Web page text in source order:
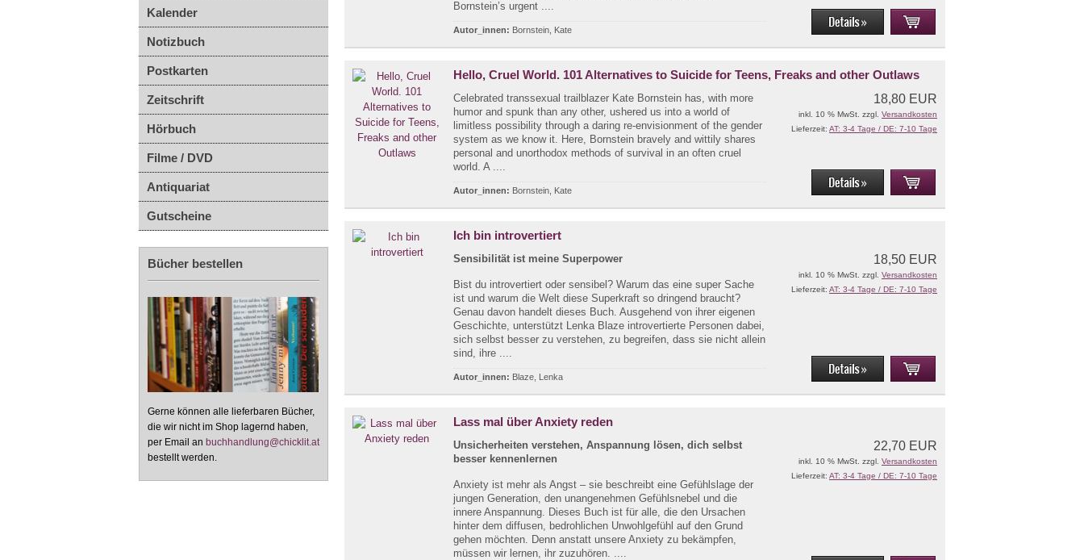
Kalender
Notizbuch
Postkarten
Zeitschrift
Hörbuch
Filme / DVD
Antiquariat
Gutscheine
Bücher bestellen
Gerne können alle lieferbaren Bücher,
die wir nicht im Shop lagernd haben,
per Email an buchhandlung@chicklit.at
bestellt werden.
Bornstein’s urgent ....
Autor_innen: Bornstein, Kate
Hello, Cruel World. 101 Alternatives to Suicide for Teens, Freaks and other Outlaws
Celebrated transsexual trailblazer Kate Bornstein has, with more
humor and spunk than any other, ushered us into a world of
limitless possibility through a daring re-envisionment of the gender
system as we know it. Here, Bornstein bravely and wittily shares
personal and unorthodox methods of survival in an often cruel
world. A ....
Autor_innen: Bornstein, Kate
18,80 EUR
inkl. 10 % MwSt. zzgl. Versandkosten
Lieferzeit: AT: 3-4 Tage / DE: 7-10 Tage
Ich bin introvertiert
Sensibilität ist meine Superpower
Bist du introvertiert oder sensibel? Warum das eine super Sache
ist und warum die Welt diese Superkraft so dringend braucht?
Genau davon handelt dieses Buch. Ausgehend von ihrer eigenen
Geschichte, unterstützt Lenka Blaze introvertierte Personen dabei,
sich selbst besser zu verstehen, zu begreifen, dass sie nicht allein
sind, ihre ....
Autor_innen: Blaze, Lenka
18,50 EUR
inkl. 10 % MwSt. zzgl. Versandkosten
Lieferzeit: AT: 3-4 Tage / DE: 7-10 Tage
Lass mal über Anxiety reden
Unsicherheiten verstehen, Anspannung lösen, dich selbst
besser kennenlernen
Anxiety ist mehr als Angst – sie beschreibt eine Gefühlslage der
jungen Generation, den unangenehmen Gefühlsnebel und die
innere Anspannung. Dieses Buch ist für alle, die den Ursachen
hinter dem diffusen, bedrohlichen Unwohlgefühl auf den Grund
gehen möchten. Denn anstatt unsere Anxiety zu bekämpfen,
müssen wir lernen, ihr zuzuhören. ....
22,70 EUR
inkl. 10 % MwSt. zzgl. Versandkosten
Lieferzeit: AT: 3-4 Tage / DE: 7-10 Tage